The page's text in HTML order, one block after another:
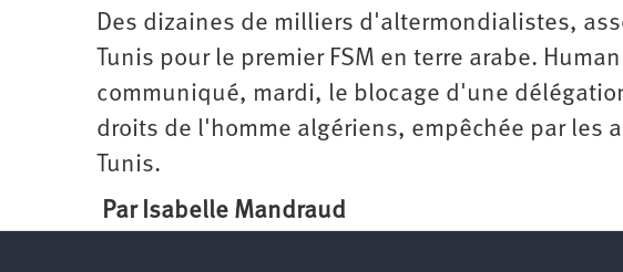
Des dizaines de milliers d'altermondialistes,
Tunis pour le premier FSM en terre arabe.
communiqué, mardi, le blocage d'une
droits de l'homme algériens, empêchée par les
Tunis.
Par Isabelle Mandraud